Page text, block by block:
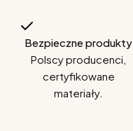
Bezpieczne produkty
Polscy producenci,
certyfikowane
materiały.